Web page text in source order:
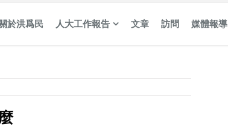
於洪爲民 人大工作報告 文章 訪問 媒體報導